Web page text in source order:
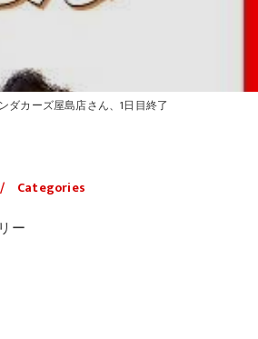
ダカーズ屋島店さん、1日目終了
Categories
ー